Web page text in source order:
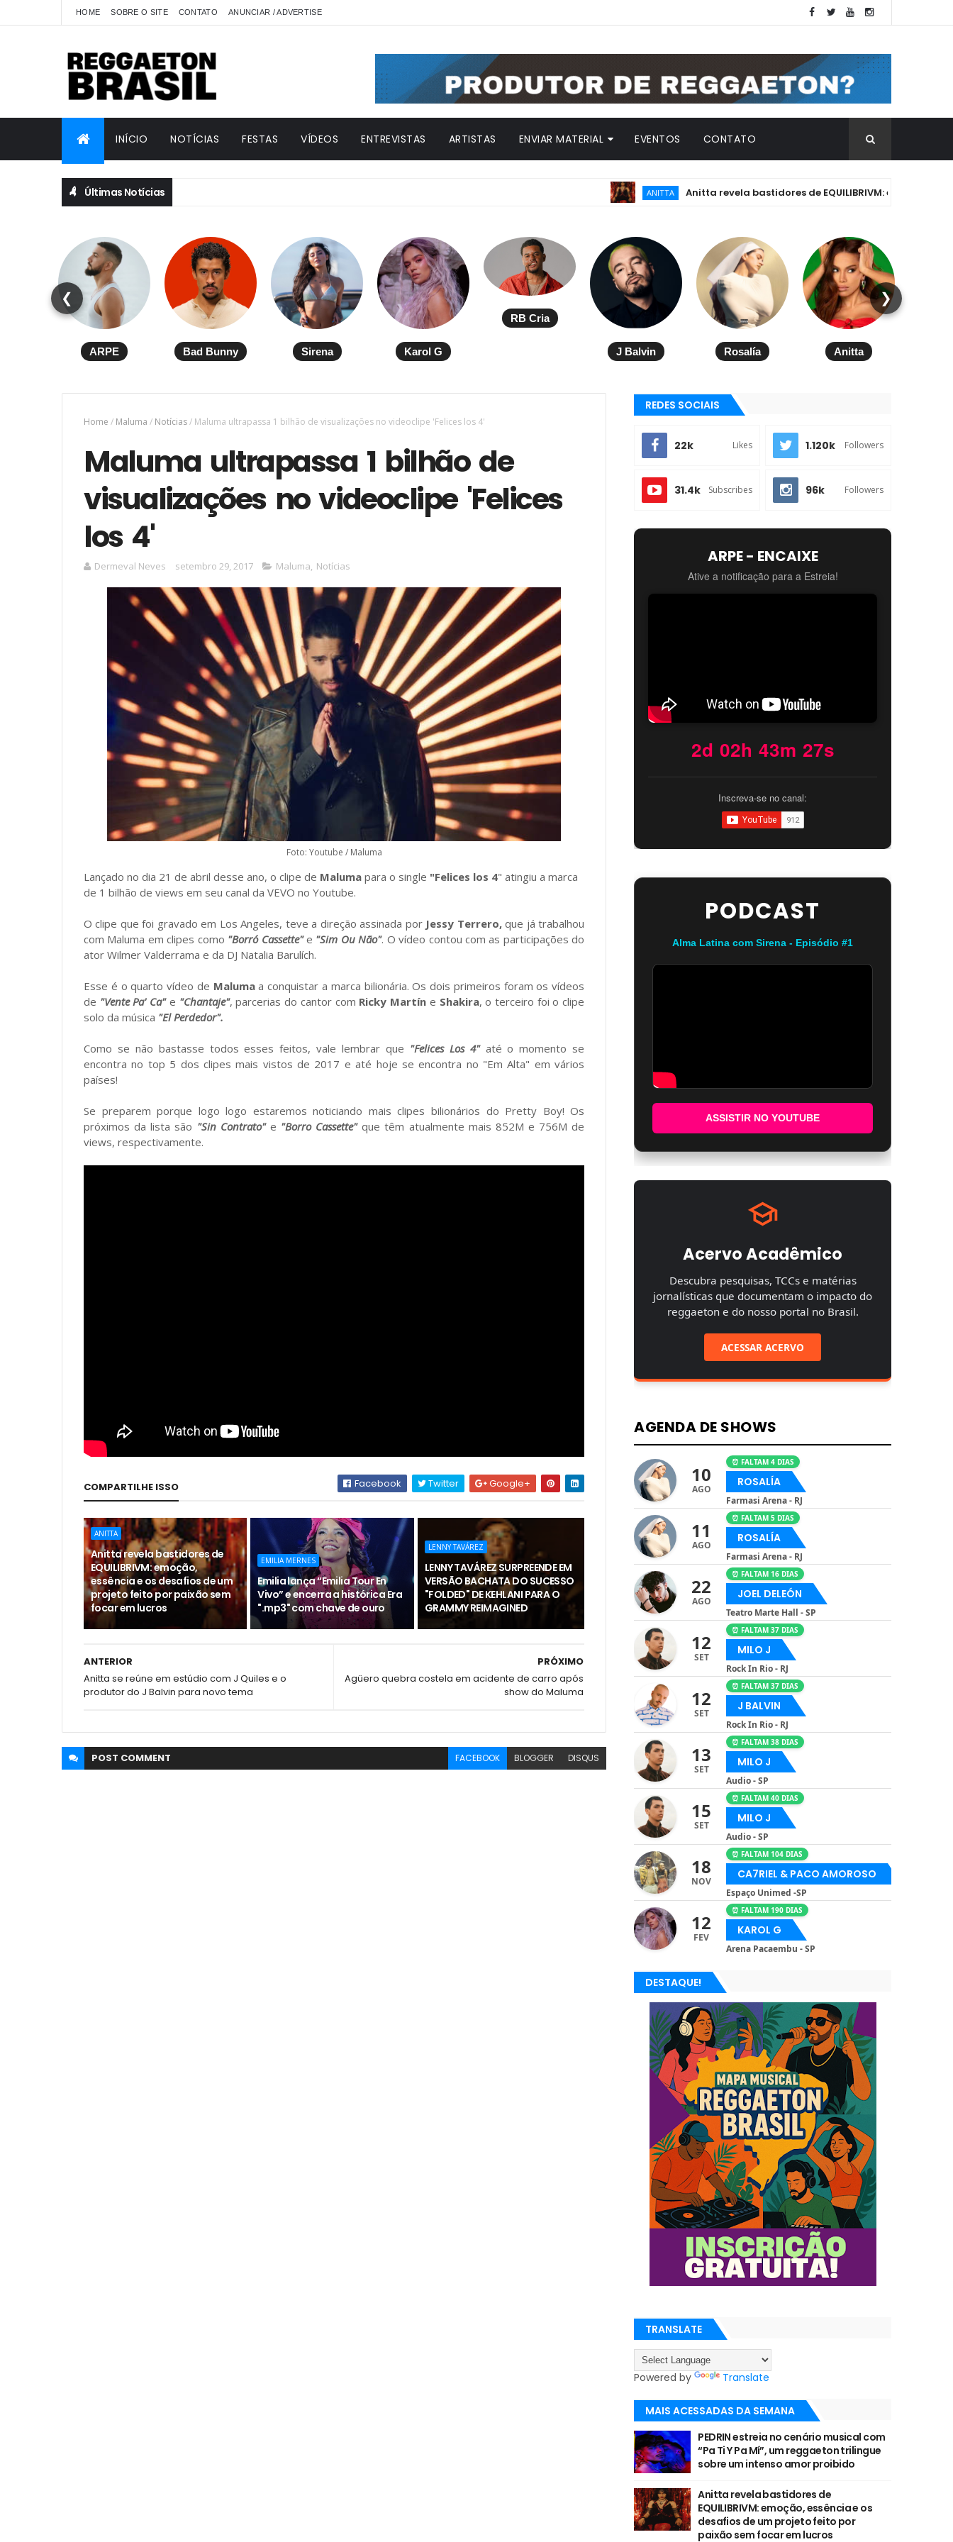
HOME SOBRE O SITE CONTATO ANUNCIAR / ADVERTISE
INÍCIO NOTÍCIAS FESTAS VÍDEOS ENTREVISTAS ARTISTAS ENVIAR MATERIAL EVENTOS CONTATO
Últimas Notícias ANITTA Anitta revela bastidores de EQUILIBRIVM: emoção, essência
❮
ARPE Bad Bunny Sirena Karol G
RB Cria
J Balvin Rosalía Anitta
❯
Home / Maluma / Notícias/ Maluma ultrapassa 1 bilhão de visualizações no videoclipe 'Felices los 4'
Maluma ultrapassa 1 bilhão de
visualizações no videoclipe 'Felices
los 4'
Dermeval Neves setembro 29, 2017 Maluma, Notícias
Foto: Youtube / Maluma
Lançado no dia 21 de abril desse ano, o clipe de Maluma para o single "Felices los 4" atingiu a marca
de 1 bilhão de views em seu canal da VEVO no Youtube.
O clipe que foi gravado em Los Angeles, teve a direção assinada por Jessy Terrero,que já trabalhou
com Maluma em clipes como "Borró Cassette"e "Sim Ou Não". O vídeo contou com as participações do
ator Wilmer Valderrama e da DJ Natalia Barulích.
Esse é o quarto vídeo de Malumaa conquistar a marca bilionária. Os dois primeiros foram os vídeos
de "Vente Pa' Ca"e "Chantaje", parcerias do cantor com Ricky Martín e Shakira, o terceiro foi o clipe
solo da música "El Perdedor".
Como se não bastasse todos esses feitos, vale lembrar que "Felices Los 4"até o momento se
encontra no top 5 dos clipes mais vistos de 2017 e até hoje se encontra no "Em Alta" em vários
países!
Se preparem porque logo logo estaremos noticiando mais clipes bilionários do Pretty Boy! Os
próximos da lista são "Sin Contrato"e "Borro Cassette"que têm atualmente mais 852M e 756M de
views, respectivamente.
COMPARTILHE ISSO Facebook Twitter Google+
ANITTA
Anitta revela bastidores de
EQUILIBRIVM: emoção,
essência e os desafios de um
projeto feito por paixão sem
focar em lucros
EMILIA MERNES
Emilia lança “Emilia Tour En
Vivo” e encerra a histórica Era
".mp3" com chave de ouro
LENNY TAVÁREZ
LENNY TAVÁREZ SURPREENDE EM
VERSÃO BACHATA DO SUCESSO
"FOLDED" DE KEHLANI PARA O
GRAMMY REIMAGINED
PRÓXIMO
Agüero quebra costela em acidente de carro após
show do Maluma
ANTERIOR
Anitta se reúne em estúdio com J Quiles e o
produtor do J Balvin para novo tema
POST COMMENT FACEBOOK BLOGGER DISQUS
REDES SOCIAIS
22k Likes 1.120k Followers
31.4k Subscribes 96k Followers
ARPE - ENCAIXE
Ative a notificação para a Estreia!
2d 02h 43m 26s
Inscreva-se no canal:
PODCAST
Alma Latina com Sirena - Episódio #1
ASSISTIR NO YOUTUBE
Acervo Acadêmico
Descubra pesquisas, TCCs e matérias
jornalísticas que documentam o impacto do
reggaeton e do nosso portal no Brasil.
ACESSAR ACERVO
AGENDA DE SHOWS
10
AGO
⏰ FALTAM 4 DIAS
ROSALÍA
Farmasi Arena - RJ
11
AGO
⏰ FALTAM 5 DIAS
ROSALÍA
Farmasi Arena - RJ
22
AGO
⏰ FALTAM 16 DIAS
JOEL DELEÓN
Teatro Marte Hall - SP
12
SET
⏰ FALTAM 37 DIAS
MILO J
Rock In Rio - RJ
12
SET
⏰ FALTAM 37 DIAS
J BALVIN
Rock In Rio - RJ
13
SET
⏰ FALTAM 38 DIAS
MILO J
Audio - SP
15
SET
⏰ FALTAM 40 DIAS
MILO J
Audio - SP
18
NOV
⏰ FALTAM 104 DIAS
CA7RIEL & PACO AMOROSO
Espaço Unimed -SP
12
FEV
⏰ FALTAM 190 DIAS
KAROL G
Arena Pacaembu - SP
DESTAQUE!
TRANSLATE
Powered by Translate
MAIS ACESSADAS DA SEMANA
PEDRIN estreia no cenário musical com
“Pa Ti Y Pa Mí”, um reggaeton trilingue
sobre um intenso amor proibido
Anitta revela bastidores de
EQUILIBRIVM: emoção, essência e os
desafios de um projeto feito por
paixão sem focar em lucros